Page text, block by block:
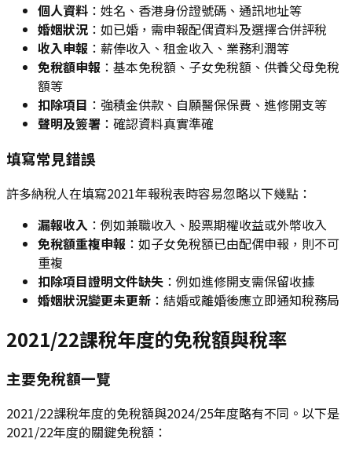
個人資料 ：姓名、香港身份證號碼、通訊地址等
婚姻狀況 ：如已婚，需申報配偶資料及選擇合併評稅
收入申報 ：薪俸收入、租金收入、業務利潤等
免稅額申報 ：基本免稅額、子女免稅額、供養父母免稅
額等
扣除項目 ：強積金供款、自願醫保保費、進修開支等
聲明及簽署 ：確認資料真實準確
填寫常見錯誤
許多納稅人在填寫2021年報稅表時容易忽略以下幾點：
漏報收入 ：例如兼職收入、股票期權收益或外幣收入
免稅額重複申報 ：如子女免稅額已由配偶申報，則不可
重複
扣除項目證明文件缺失 ：例如進修開支需保留收據
婚姻狀況變更未更新 ：結婚或離婚後應立即通知稅務局
2021/22課稅年度的免稅額與稅率
主要免稅額一覽
2021/22課稅年度的免稅額與2024/25年度略有不同。以下是
2021/22年度的關鍵免稅額：